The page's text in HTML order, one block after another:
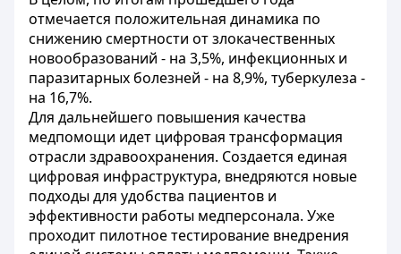
отмечается положительная динамика по
снижению смертности от злокачественных
новообразований - на 3,5%, инфекционных и
паразитарных болезней - на 8,9%, туберкулеза -
на 16,7%.
Для дальнейшего повышения качества
медпомощи идет цифровая трансформация
отрасли здравоохранения. Создается единая
цифровая инфраструктура, внедряются новые
подходы для удобства пациентов и
эффективности работы медперсонала. Уже
проходит пилотное тестирование внедрения